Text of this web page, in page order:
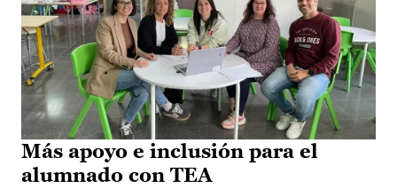
Más apoyo e inclusión para el
alumnado con TEA